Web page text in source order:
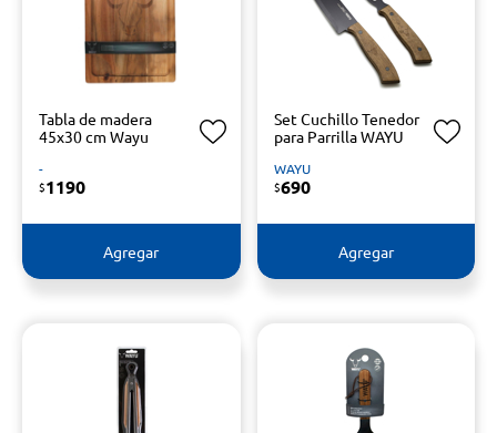
Tabla de madera
45x30 cm Wayu
-
$1190
Agregar
Set Cuchillo Tenedor
para Parrilla WAYU
WAYU
$690
Agregar